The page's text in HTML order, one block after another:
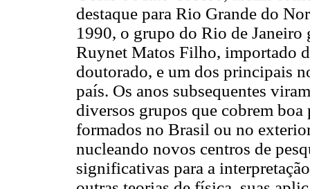
destaque para Rio Grande do
1990, o grupo do Rio de Janeiro
Ruynet Matos Filho, importado
doutorado, e um dos principais
país. Os anos subsequentes
diversos grupos que cobrem
formados no Brasil ou no
nucleando novos centros de
significativas para a